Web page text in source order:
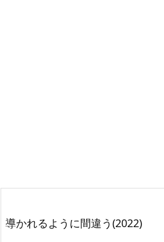
導かれるように間違う(2022)